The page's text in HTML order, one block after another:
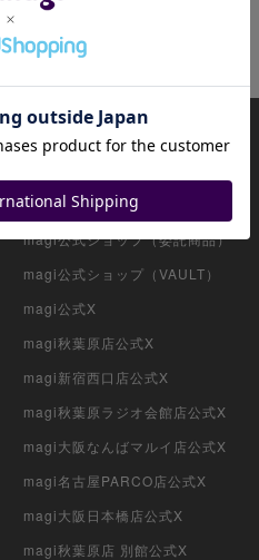
サボ
magi公式アカウント一覧
magi公式ショップ（コレクター向
け）
magi公式ショップ（委託商品）
magi公式ショップ（VAULT）
magi公式X
magi秋葉原店公式X
magi新宿西口店公式X
magi秋葉原ラジオ会館店公式X
magi大阪なんばマルイ店公式X
magi名古屋PARCO店公式X
magi大阪日本橋店公式X
magi秋葉原店 別館公式X